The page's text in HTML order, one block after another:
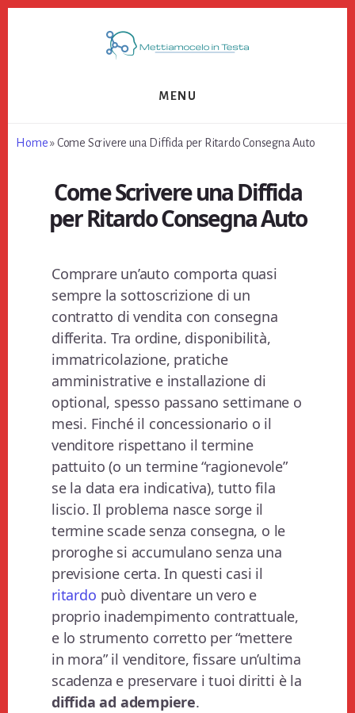
MENU
Home»Come Scrivere una Diffida per Ritardo Consegna Auto​
Come Scrivere una Diffida
per Ritardo Consegna Auto​
Comprare un’auto comporta quasi
sempre la sottoscrizione di un
contratto di vendita con consegna
differita. Tra ordine, disponibilità,
immatricolazione, pratiche
amministrative e installazione di
optional, spesso passano settimane o
mesi. Finché il concessionario o il
venditore rispettano il termine
pattuito (o un termine “ragionevole”
se la data era indicativa), tutto fila
liscio. Il problema nasce sorge il
termine scade senza consegna, o le
proroghe si accumulano senza una
previsione certa. In questi casi il
ritardo può diventare un vero e
proprio inadempimento contrattuale,
e lo strumento corretto per “mettere
in mora” il venditore, fissare un’ultima
scadenza e preservare i tuoi diritti è la
diffida ad adempiere.